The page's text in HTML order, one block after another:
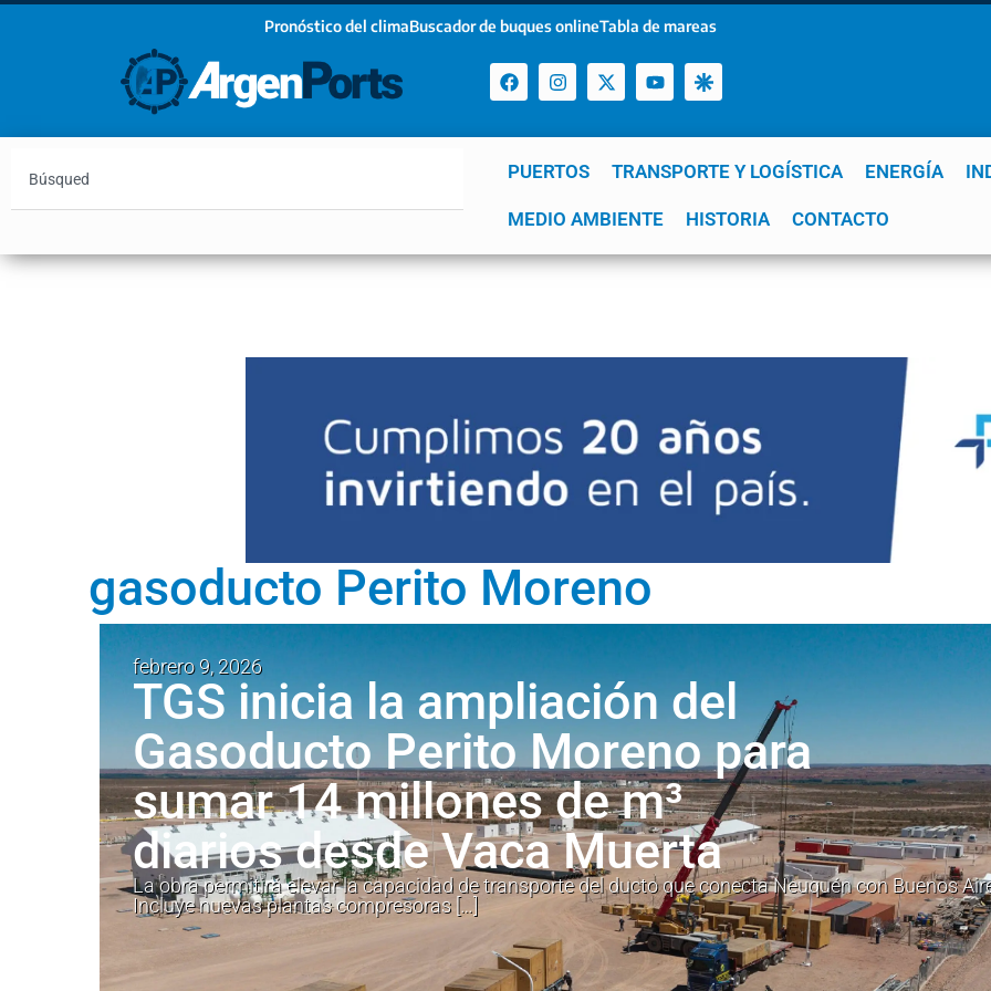
Pronóstico del climaBuscador de buques onlineTabla de mareas
PUERTOS TRANSPORTE Y LOGÍSTICA ENERGÍA
MEDIO AMBIENTE HISTORIA CONTACTO
YPF GNL Mar del Plata Patagonia Quequén
gasoducto Perito Moreno
febrero 9, 2026
TGS inicia la ampliación del
Gasoducto Perito Moreno para
sumar 14 millones de m³
diarios desde Vaca Muerta
La obra permitirá elevar la capacidad de transporte del ducto que conecta Neuquén con Buenos
Incluye nuevas plantas compresoras […]
¡Sumate a nuestro Newsletter!
Email
Estoy de acuerdo con las condiciones y políticas de